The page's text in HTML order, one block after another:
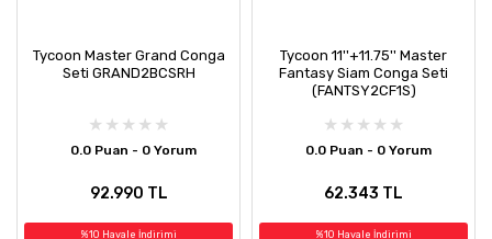
Tycoon Master Grand Conga
Seti GRAND2BCSRH
0.0 Puan - 0 Yorum
92.990 TL
%10 Havale İndirimi
Tycoon 11''+11.75'' Master
Fantasy Siam Conga Seti
(FANTSY2CF1S)
0.0 Puan - 0 Yorum
62.343 TL
%10 Havale İndirimi